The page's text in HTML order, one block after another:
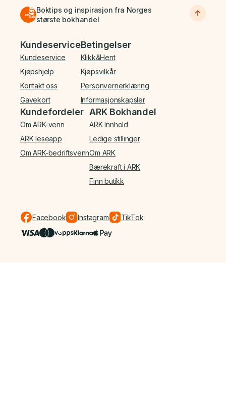
Boktips og inspirasjon fra Norges
største bokhandel
Bunnmeny
Kundeservice
Kundeservice
Kjøpshjelp
Kontakt oss
Gavekort
Betingelser
Klikk&Hent
Kjøpsvilkår
Personvernerklæring
Informasjonskapsler
Kundefordeler
Om ARK-venn
ARK leseapp
Om ARK-bedriftsvenn
ARK Bokhandel
ARK Innhold
Ledige stillinger
Om ARK
Bærekraft i ARK
Finn butikk
Facebook Instagram TikTok